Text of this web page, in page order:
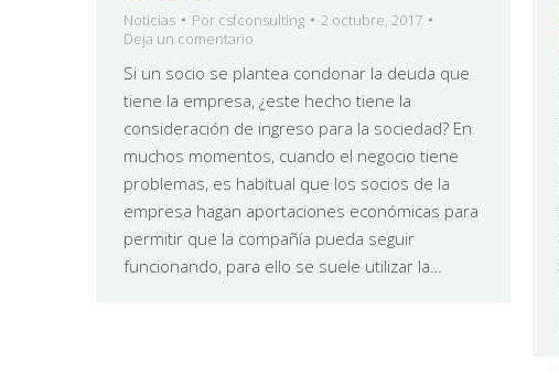
Noticias Por csfconsulting
2 octubre, 2017
Deja un comentario
Si un socio se plantea condonar la deuda que
tiene la empresa, ¿este hecho tiene la
consideración de ingreso para la sociedad? En
muchos momentos, cuando el negocio tiene
problemas, es habitual que los socios de la
empresa hagan aportaciones económicas para
permitir que la compañía pueda seguir
funcionando, para ello se suele utilizar la…